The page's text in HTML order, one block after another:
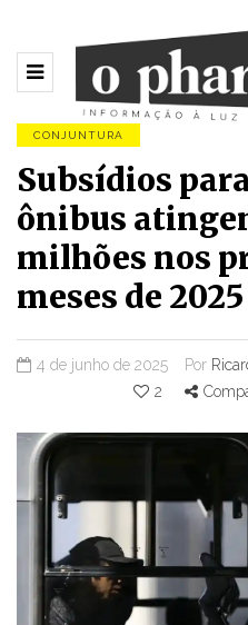
CONJUNTURA
Subsídios
ônibus
milhões nos
meses de 2025
4 de junho de 2025 Por
2